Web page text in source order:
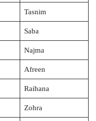
Tasnim
Saba
Najma
Afreen
Raihana
Zohra